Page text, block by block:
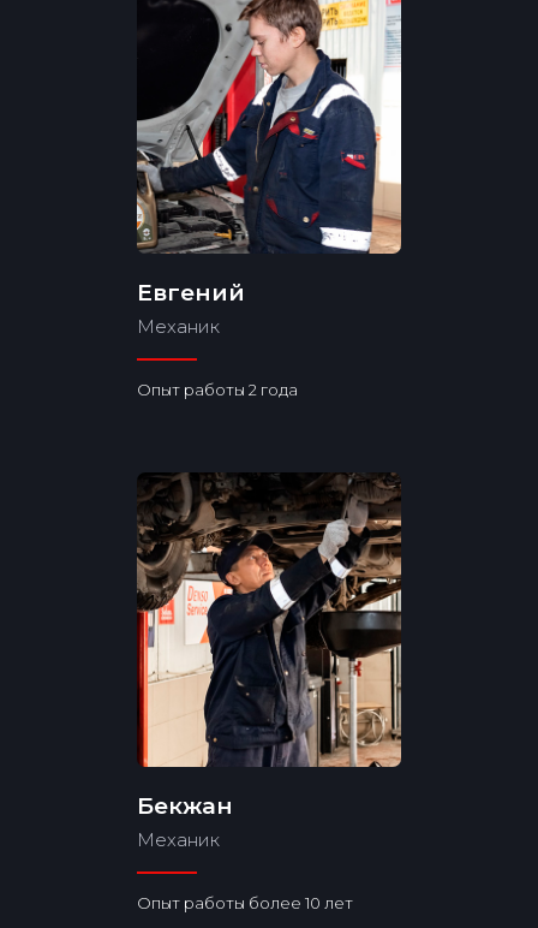
Евгений
Механик
Опыт работы 2 года
Бекжан
Механик
Опыт работы более 10 лет